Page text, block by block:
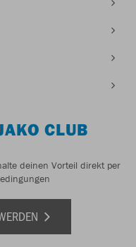
CLUB
deinen Vorteil direkt per